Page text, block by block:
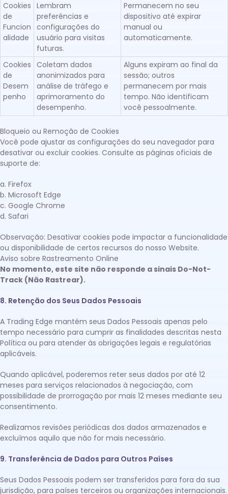
Cookies
de
Funcion
alidade
Lembram
preferências e
configurações do
usuário para visitas
futuras.
Permanecem no seu
dispositivo até expirar
manual ou
automaticamente.
Cookies
de
Desem
penho
Coletam dados
anonimizados para
análise de tráfego e
aprimoramento do
desempenho.
Alguns expiram ao final da
sessão; outros
permanecem por mais
tempo. Não identificam
você pessoalmente.
Bloqueio ou Remoção de Cookies
Você pode ajustar as configurações do seu navegador para
desativar ou excluir cookies. Consulte as páginas oficiais de
suporte de:
Firefox
Microsoft Edge
Google Chrome
Safari
Observação: Desativar cookies pode impactar a funcionalidade
ou disponibilidade de certos recursos do nosso Website.
Aviso sobre Rastreamento Online
No momento, este site não responde a sinais Do-Not-
Track (Não Rastrear).
8. Retenção dos Seus Dados Pessoais
A Trading Edge mantém seus Dados Pessoais apenas pelo
tempo necessário para cumprir as finalidades descritas nesta
Política ou para atender às obrigações legais e regulatórias
aplicáveis.
Quando aplicável, poderemos reter seus dados por até 12
meses para serviços relacionados à negociação, com
possibilidade de prorrogação por mais 12 meses mediante seu
consentimento.
Realizamos revisões periódicas dos dados armazenados e
excluímos aquilo que não for mais necessário.
9. Transferência de Dados para Outros Países
Seus Dados Pessoais podem ser transferidos para fora da sua
jurisdição, para países terceiros ou organizações internacionais.